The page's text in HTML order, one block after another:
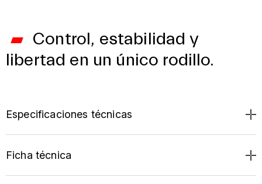
Control, estabilidad y
libertad en un único rodillo.
Especificaciones técnicas
Ficha técnica